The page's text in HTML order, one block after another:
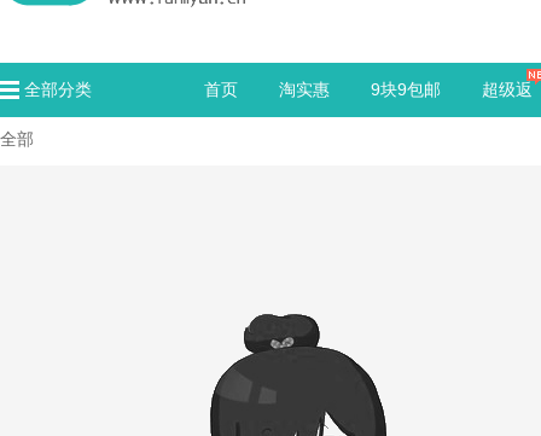
全部分类 首页 淘实惠 9块9包邮 超级返
全部